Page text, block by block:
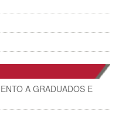
A GRADUADOS E